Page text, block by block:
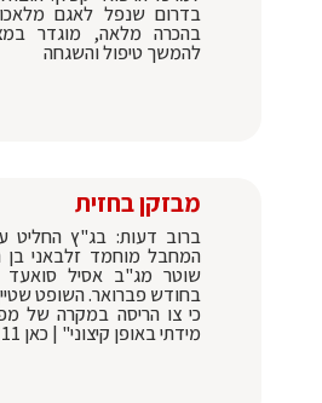
בדרום שנפל לאגם
בהכרה מלאה, מוגדר
להמשך טיפול והשגחה
מבזקן בחזית
ברוב דעות: בג"ץ החליט
שוטר מג"ב אסיל
בחודש פברואר. השופט
כי צו הריסה במקרה של
מידתי באופן קיצוני" | כאן 11